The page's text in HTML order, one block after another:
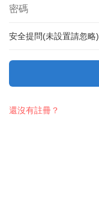
安全提問(未設置請忽略)
還沒有註冊？